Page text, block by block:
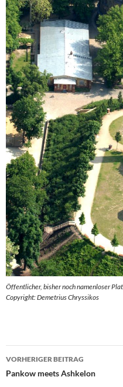
Öffentlicher, bisher noch namenloser
Copyright: Demetrius Chryssikos
VORHERIGER BEITRAG
Pankow meets Ashkelon